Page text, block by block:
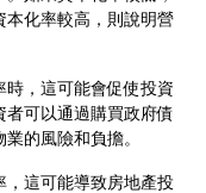
本化率較高，則說明營
，這可能會促使投資
可以通過購買政府債
的風險和負擔。
，這可能導致房地產投